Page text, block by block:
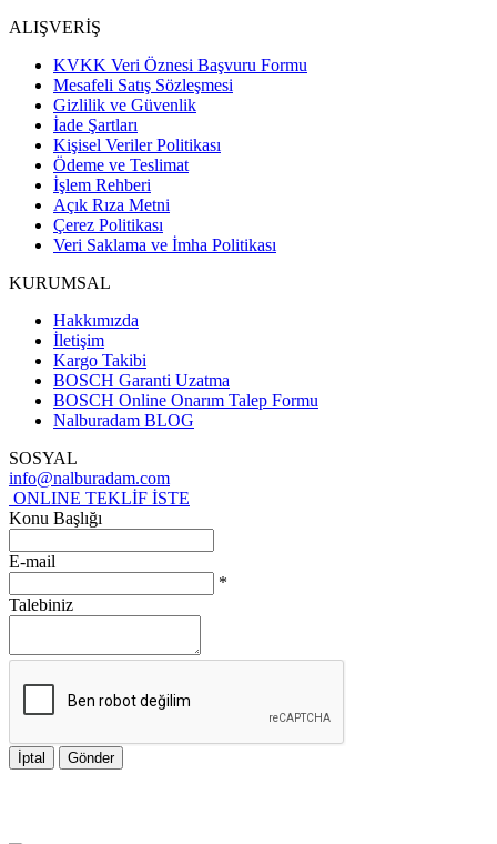
ALIŞVERİŞ
KVKK Veri Öznesi Başvuru Formu
Mesafeli Satış Sözleşmesi
Gizlilik ve Güvenlik
İade Şartları
Kişisel Veriler Politikası
Ödeme ve Teslimat
İşlem Rehberi
Açık Rıza Metni
Çerez Politikası
Veri Saklama ve İmha Politikası
KURUMSAL
Hakkımızda
İletişim
Kargo Takibi
BOSCH Garanti Uzatma
BOSCH Online Onarım Talep Formu
Nalburadam BLOG
SOSYAL
info@nalburadam.com
ONLINE TEKLİF İSTE
Konu Başlığı
E-mail
*
Talebiniz
İptal Gönder